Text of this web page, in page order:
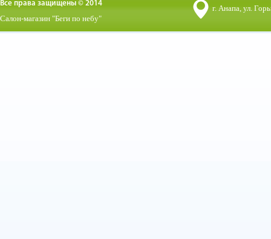
Все права защищены © 2014
Салон-магазин "Беги по небу"
г. Анапа, ул.